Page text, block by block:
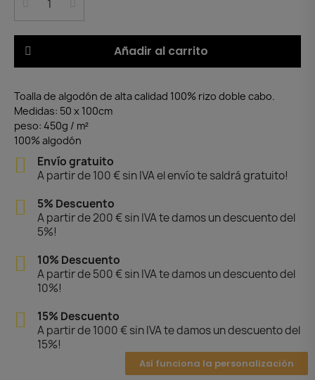
Añadir al carrito
Toalla de algodón de alta calidad 100% rizo doble cabo.
Medidas: 50 x 100cm
peso: 450g / m²
100% algodón
Envío gratuito
A partir de 100 € sin IVA el envío te saldrá gratuito!
5% Descuento
A partir de 200 € sin IVA te damos un descuento del
5%!
10% Descuento
A partir de 500 € sin IVA te damos un descuento del
10%!
15% Descuento
A partir de 1000 € sin IVA te damos un descuento del
15%!
Así funciona la personalización